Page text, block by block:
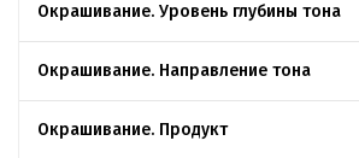
Окрашивание. Уровень глубины тона
Окрашивание. Направление тона
Окрашивание. Продукт